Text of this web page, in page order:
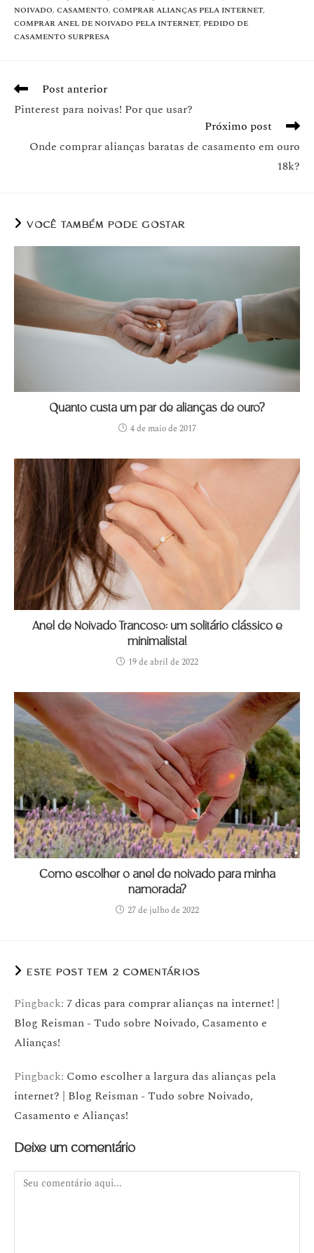
NOIVADO, CASAMENTO, COMPRAR ALIANÇAS PELA INTERNET,
COMPRAR ANEL DE NOIVADO PELA INTERNET, PEDIDO DE
CASAMENTO SURPRESA
Post anterior
Pinterest para noivas! Por que usar?
Próximo post
Onde comprar alianças baratas de casamento em ouro
18k?
VOCÊ TAMBÉM PODE GOSTAR
Quanto custa um par de alianças de ouro?
4 de maio de 2017
Anel de Noivado Trancoso: um solitário clássico e
minimalista!
19 de abril de 2022
Como escolher o anel de noivado para minha
namorada?
27 de julho de 2022
ESTE POST TEM 2 COMENTÁRIOS
Pingback: 7 dicas para comprar alianças na internet! |
Blog Reisman - Tudo sobre Noivado, Casamento e
Alianças!
Pingback: Como escolher a largura das alianças pela
internet? | Blog Reisman - Tudo sobre Noivado,
Casamento e Alianças!
Deixe um comentário